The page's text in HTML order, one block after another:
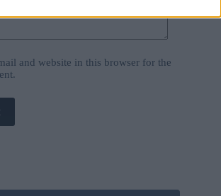
and website in this browser for the